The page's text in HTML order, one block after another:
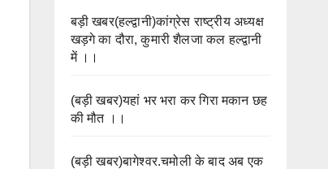
बड़ी खबर(हल्द्वानी)कांग्रेस राष्ट्रीय अध्यक्ष
खड़गे का दौरा, कुमारी शैलजा कल हल्द्वानी
में ।।
(बड़ी खबर)यहां भर भरा कर गिरा मकान छह
की मौत ।।
(बड़ी खबर)बागेश्वर.चमोली के बाद अब एक